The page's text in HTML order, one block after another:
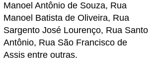
Manoel Antônio de Souza, Rua
Manoel Batista de Oliveira, Rua
Sargento José Lourenço, Rua Santo
Antônio, Rua São Francisco de
Assis entre outras.